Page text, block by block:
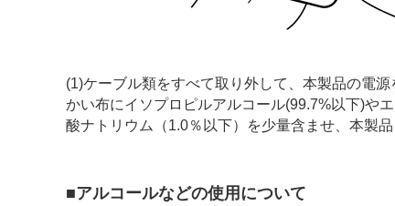
(1)ケーブル類をすべて取り外して、本製品の電
かい布にイソプロピルアルコール(99.7%以下)や
酸ナトリウム（1.0％以下）を少量含ませ、本製品
■アルコールなどの使用について